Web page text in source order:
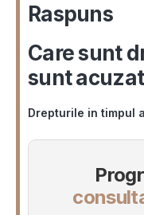
Raspuns
Care sunt
sunt
Drepturile in timpul